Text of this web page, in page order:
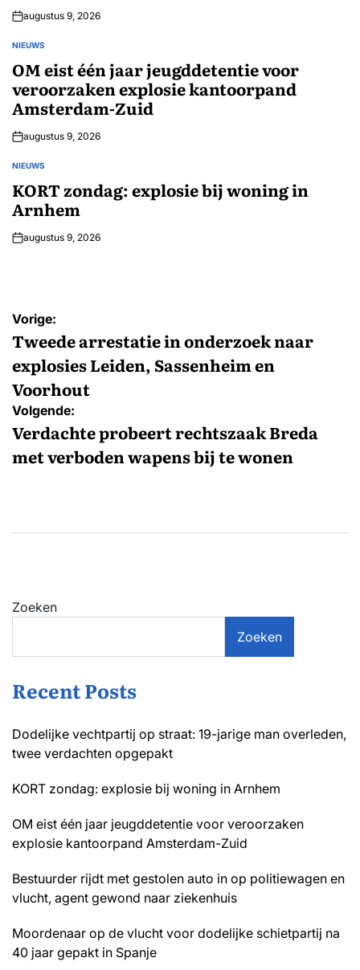
augustus 9, 2026
GEPLAATST
NIEUWS
OM eist één jaar jeugddetentie voor
veroorzaken explosie kantoorpand
Amsterdam-Zuid
augustus 9, 2026
GEPLAATST
NIEUWS
KORT zondag: explosie bij woning in
Arnhem
augustus 9, 2026
Bericht
navigatie
Vorige:
Tweede arrestatie in onderzoek naar
explosies Leiden, Sassenheim en
Voorhout
Volgende:
Verdachte probeert rechtszaak Breda
met verboden wapens bij te wonen
Zoeken
Zoeken
Recent Posts
Dodelijke vechtpartij op straat: 19-jarige man overleden,
twee verdachten opgepakt
KORT zondag: explosie bij woning in Arnhem
OM eist één jaar jeugddetentie voor veroorzaken
explosie kantoorpand Amsterdam-Zuid
Bestuurder rijdt met gestolen auto in op politiewagen en
vlucht, agent gewond naar ziekenhuis
Moordenaar op de vlucht voor dodelijke schietpartij na
40 jaar gepakt in Spanje